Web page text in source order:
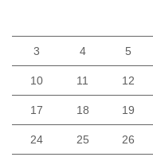
3 4 5
10 11 12
17 18 19
24 25 26